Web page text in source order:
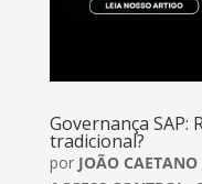
Governança SAP:
tradicional?
por JOÃO CAETANO